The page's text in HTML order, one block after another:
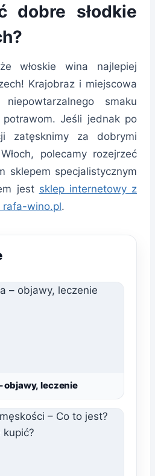
dobre słodkie
włoskie wina najlepiej
Krajobraz i miejscowa
smaku
Jeśli jednak po
zatęsknimy za dobrymi
polecamy rozejrzeć
sklepem specjalistycznym
jest sklep internetowy z
rafa-wino.pl.
objawy, leczenie